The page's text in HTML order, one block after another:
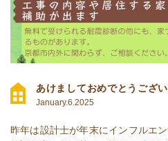
あけましておめでとうござ
January.6.2025
昨年は設計士が年末にインフルエ